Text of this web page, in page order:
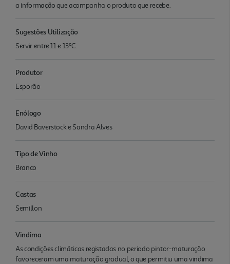
a informação que acompanha o produto que recebe.
Sugestões Utilização
Servir entre 11 e 13ºC.
Produtor
Esporão
Enólogo
David Baverstock e Sandra Alves
Tipo de Vinho
Branco
Castas
Semillon
Vindima
As condições climáticas registadas no periodo pintor-maturação
favoreceram uma maturação gradual, o que permitiu uma vindima